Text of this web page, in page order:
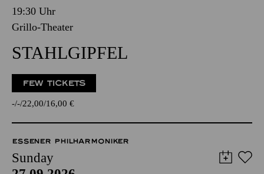
19:30 Uhr
Grillo-Theater
STAHLGIPFEL
FEW TICKETS
- - 22,00 16,00 €
ESSENER PHILHARMONIKER
Sunday